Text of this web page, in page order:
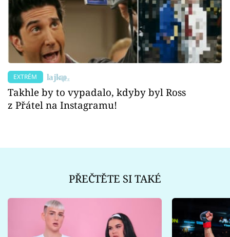
EXTRÉM
Takhle by to vypadalo, kdyby byl Ross
z Přátel na Instagramu!
PŘEČTĚTE SI TAKÉ